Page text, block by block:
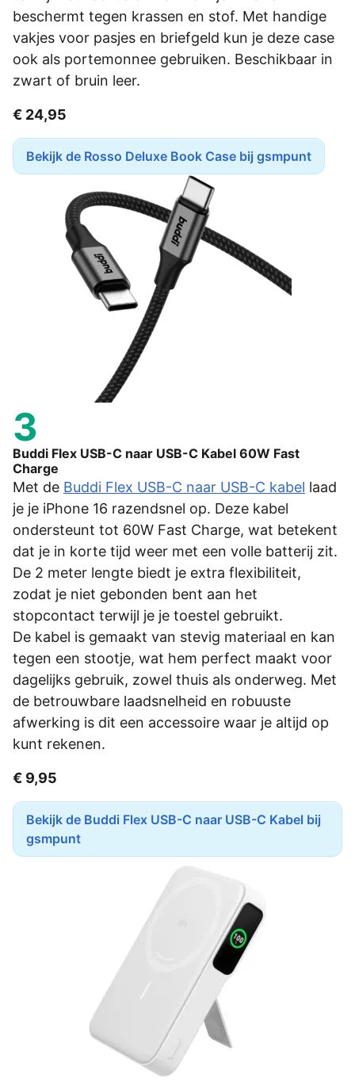
beschermt tegen krassen en stof. Met handige
vakjes voor pasjes en briefgeld kun je deze case
ook als portemonnee gebruiken. Beschikbaar in
zwart of bruin leer.
€ 24,95
Bekijk de Rosso Deluxe Book Case bij gsmpunt
3
Buddi Flex USB-C naar USB-C Kabel 60W Fast
Charge
Met de Buddi Flex USB-C naar USB-C kabel laad
je je iPhone 16 razendsnel op. Deze kabel
ondersteunt tot 60W Fast Charge, wat betekent
dat je in korte tijd weer met een volle batterij zit.
De 2 meter lengte biedt je extra flexibiliteit,
zodat je niet gebonden bent aan het
stopcontact terwijl je je toestel gebruikt.
De kabel is gemaakt van stevig materiaal en kan
tegen een stootje, wat hem perfect maakt voor
dagelijks gebruik, zowel thuis als onderweg. Met
de betrouwbare laadsnelheid en robuuste
afwerking is dit een accessoire waar je altijd op
kunt rekenen.
€ 9,95
Bekijk de Buddi Flex USB-C naar USB-C Kabel bij
gsmpunt